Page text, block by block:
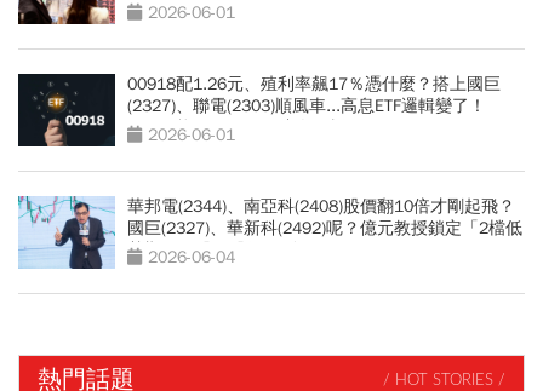
2026-06-01
00918配1.26元、殖利率飆17％憑什麼？搭上國巨
(2327)、聯電(2303)順風車...高息ETF邏輯變了！
00919能配1.28元？達人解析
2026-06-01
華邦電(2344)、南亞科(2408)股價翻10倍才剛起飛？
國巨(2327)、華新科(2492)呢？億元教授鎖定「2檔低
基期黑馬股」股價不到百元
2026-06-04
熱門話題 / HOT STORIES /